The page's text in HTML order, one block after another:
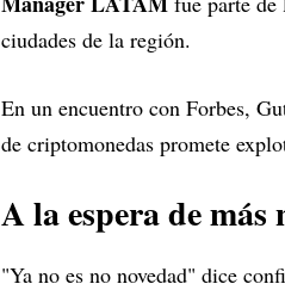
ciudades de la región.
En un encuentro con Forbes,
de criptomonedas promete
A la espera de
"Ya no es no novedad" dice